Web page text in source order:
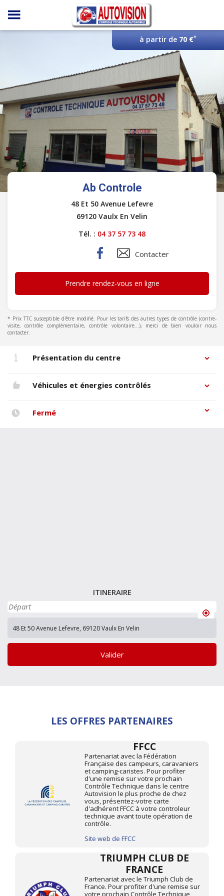
Panneau de gestion des cookies
à partir de 70 €*
Ab Controle
48 Et 50 Avenue Lefevre
69120 Vaulx En Velin
Tél. : 04 37 57 73 48
Contacter
Prendre rendez-vous en ligne
* Prix TTC susceptible d'être modifié. Pour les tarifs des autres types de contrôle (contre-
visite, contrôle complémentaire, contrôle volontaire...), merci de bien vouloir nous
contacter.
Présentation du centre
Véhicules et énergies contrôlés
Fermé
ITINERAIRE
Valider
LES OFFRES PARTENAIRES
FFCC
Partenariat avec la Fédération
Française des campeurs, caravaniers
et camping-caristes. Pour profiter
d'une remise sur votre prochain
Contrôle Technique dans le centre
Autovision le plus proche de chez
vous, présentez-votre carte
d'adhérent FFCC à votre controleur
technique avant toute opération de
contrôle.
Site web de FFCC
TRIUMPH CLUB DE
FRANCE
Partenariat avec le Triumph Club de
France. Pour profiter d'une remise sur
votre prochain Contrôle Technique